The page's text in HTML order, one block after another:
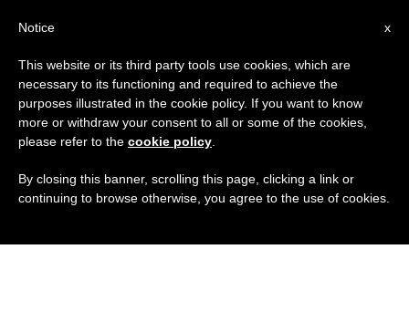
x
Notice
This website or its third party tools use cookies, which are
necessary to its functioning and required to achieve the
purposes illustrated in the cookie policy. If you want to know
more or withdraw your consent to all or some of the cookies,
please refer to the cookie policy
By closing this banner, scrolling this page, clicking a link or
continuing to browse otherwise, you agree to the use of cookies.